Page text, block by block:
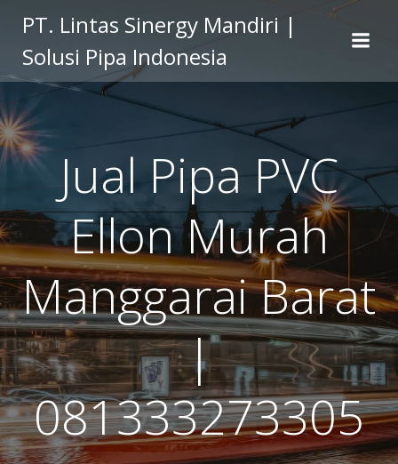
to
content
PT. Lintas Sinergy Mandiri |
Solusi Pipa Indonesia
Jual Pipa PVC
Ellon Murah
Manggarai Barat
|
081333273305